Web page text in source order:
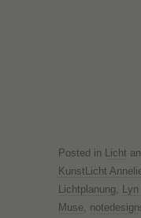
Posted in Licht
KunstLicht
Lichtplanung
Muse